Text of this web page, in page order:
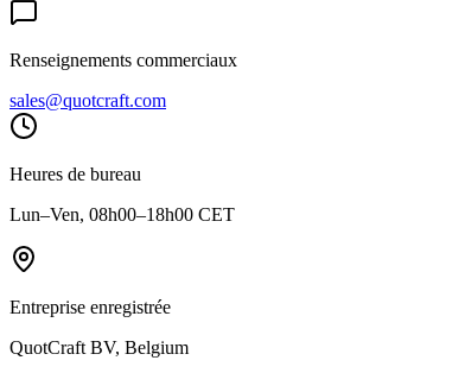
Renseignements commerciaux
sales@quotcraft.com
Heures de bureau
Lun–Ven, 08h00–18h00 CET
Entreprise enregistrée
QuotCraft BV, Belgium